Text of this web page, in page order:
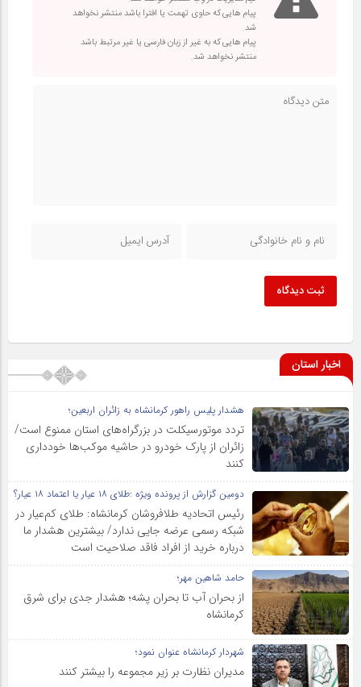
پیام هایی که حاوی تهمت یا افترا باشد منتشر نخواهد
شد.
پیام هایی که به غیر از زبان فارسی یا غیر مرتبط باشد
منتشر نخواهد شد.
ثبت دیدگاه
اخبار استان
هشدار پلیس راهور کرمانشاه به زائران اربعین؛
تردد موتورسیکلت در بزرگراه‌های استان ممنوع است/
زائران از پارک خودرو در حاشیه موکب‌ها خودداری
کنند
دومین گزارش از پرونده ویژه :طلای ۱۸ عیار یا اعتماد ۱۸ عیار؟
رئیس اتحادیه طلافروشان کرمانشاه: طلای کم‌عیار در
شبکه رسمی عرضه جایی ندارد/ بیشترین هشدار ما
درباره خرید از افراد فاقد صلاحیت است
حامد شاهین مهر؛
از بحران آب تا بحران پشه؛ هشدار جدی برای شرق
کرمانشاه
شهردار کرمانشاه عنوان نمود؛
مدیران نظارت بر زیر مجموعه را بیشتر کنند